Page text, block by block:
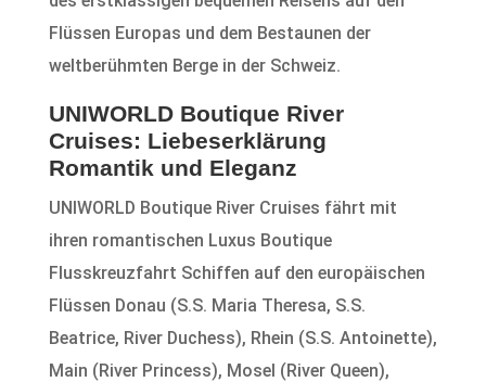
Flüssen Europas und dem Bestaunen der
weltberühmten Berge in der Schweiz.
UNIWORLD Boutique River
Cruises: Liebeserklärung
Romantik und Eleganz
UNIWORLD Boutique River Cruises fährt mit
ihren romantischen Luxus Boutique
Flusskreuzfahrt Schiffen auf den europäischen
Flüssen Donau (S.S. Maria Theresa, S.S.
Beatrice, River Duchess), Rhein (S.S. Antoinette),
Main (River Princess), Mosel (River Queen),